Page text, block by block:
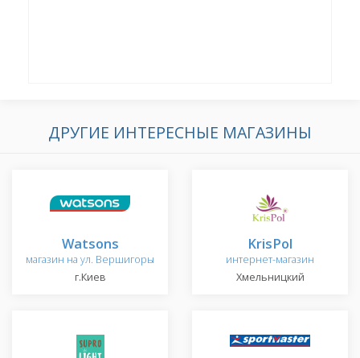
ДРУГИЕ ИНТЕРЕСНЫЕ МАГАЗИНЫ
Watsons
магазин на ул. Вершигоры
г.Киев
KrisPol
интернет-магазин
Хмельницкий